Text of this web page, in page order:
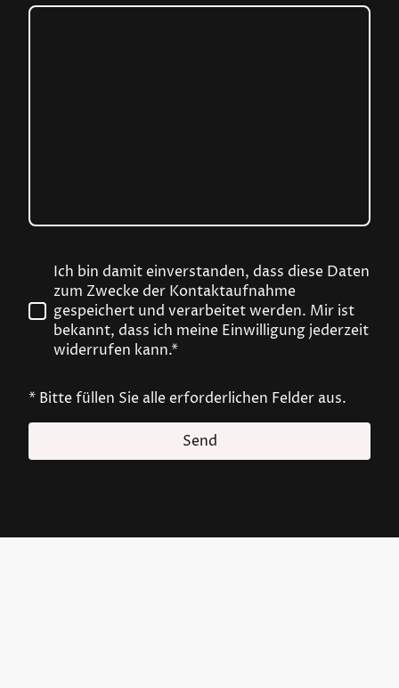
Ich bin damit einverstanden, dass diese Daten
zum Zwecke der Kontaktaufnahme
gespeichert und verarbeitet werden. Mir ist
bekannt, dass ich meine Einwilligung jederzeit
widerrufen kann.*
* Bitte füllen Sie alle erforderlichen Felder aus.
Send